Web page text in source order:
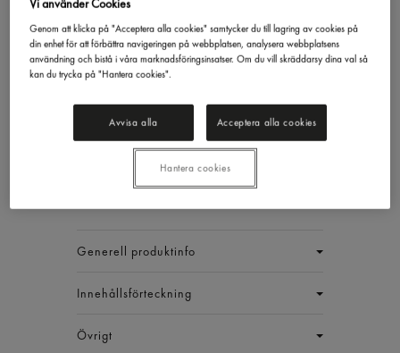
Gastrino95g
317,36 kr/låda
Inkl. moms
Jmf.pris : 556,74 kr /kg
EAN: 17340083488181
LÅDA (6 ST)
Generell produktinfo
Innehållsförteckning
Övrigt
Genom att klicka på "Acceptera alla cookies" samtycker du till lagring av cookies på
din enhet för att förbättra navigeringen på webbplatsen, analysera webbplatsens
användning och bistå i våra marknadsföringsinsatser. Om du vill skräddarsy dina val så
kan du trycka på "Hantera cookies".
Avvisa alla Acceptera alla cookies
Hantera cookies